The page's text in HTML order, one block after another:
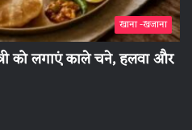
खाना -खजाना
को लगाएं काले चने, हलवा और